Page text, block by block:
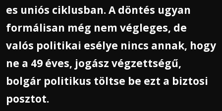
es uniós ciklusban. A döntés ugyan
formálisan még nem végleges, de
valós politikai esélye nincs annak, hogy
ne a 49 éves, jogász végzettségű,
bolgár politikus töltse be ezt a biztosi
posztot.